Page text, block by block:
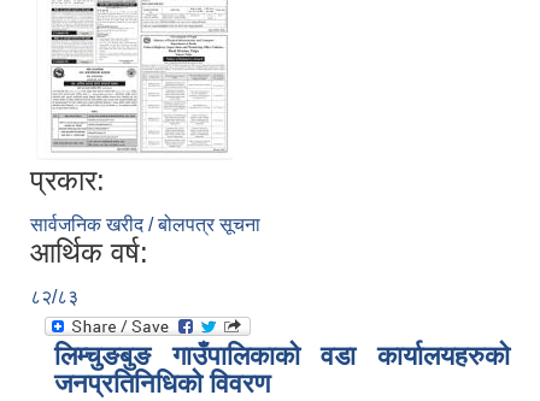
प्रकार:
सार्वजनिक खरीद / बोलपत्र सूचना
आर्थिक वर्ष:
८२/८३
लिम्चुङबुङ गाउँपालिकाकाे वडा कार्यालयहरुकाे
जनप्रतिनिधिकाे विवरण